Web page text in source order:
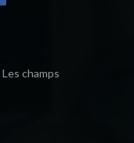
Les champs